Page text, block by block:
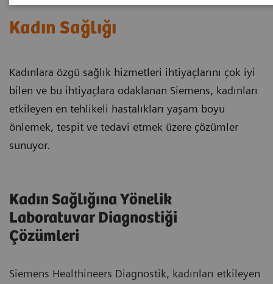
Kadın Sağlığı
Kadınlara özgü sağlık hizmetleri ihtiyaçlarını çok iyi
bilen ve bu ihtiyaçlara odaklanan Siemens, kadınları
etkileyen en tehlikeli hastalıkları yaşam boyu
önlemek, tespit ve tedavi etmek üzere çözümler
sunuyor.
Kadın Sağlığına Yönelik
Laboratuvar Diagnostiği
Çözümleri
Siemens Healthineers Diagnostik, kadınları etkileyen